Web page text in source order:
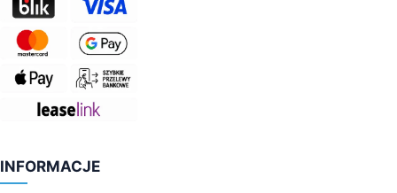
INFORMACJE